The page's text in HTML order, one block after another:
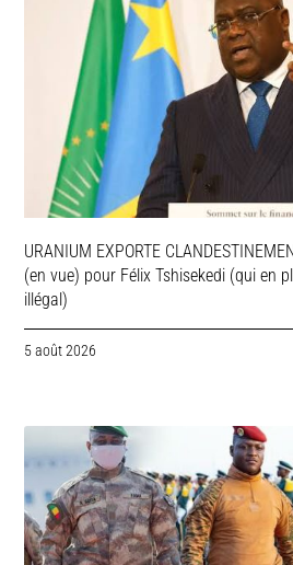
URANIUM EXPORTE
(en vue) pour Félix Tshisekedi (qui en
illégal)
5 août 2026